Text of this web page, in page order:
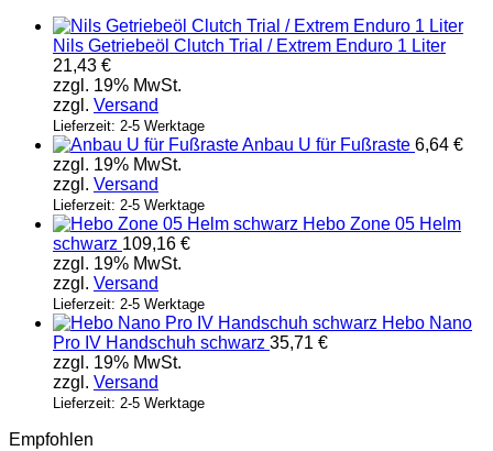
Nils Getriebeöl Clutch Trial / Extrem Enduro 1 Liter
21,43 €
zzgl. 19% MwSt.
zzgl. Versand
Lieferzeit: 2-5 Werktage
Anbau U für Fußraste 6,64 €
zzgl. 19% MwSt.
zzgl. Versand
Lieferzeit: 2-5 Werktage
Hebo Zone 05 Helm
schwarz 109,16 €
zzgl. 19% MwSt.
zzgl. Versand
Lieferzeit: 2-5 Werktage
Hebo Nano
Pro IV Handschuh schwarz 35,71 €
zzgl. 19% MwSt.
zzgl. Versand
Lieferzeit: 2-5 Werktage
Empfohlen